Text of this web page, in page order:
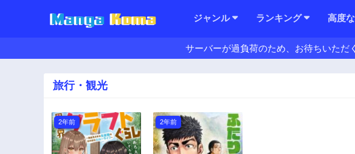
ジャンル ランキング 高度
サーバーが過負荷のため、お待ちいただ
旅行・観光
2年前 2年前